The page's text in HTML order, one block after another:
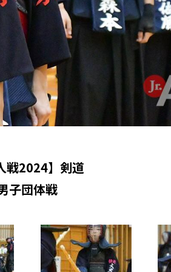
戦2024】剣道
子団体戦